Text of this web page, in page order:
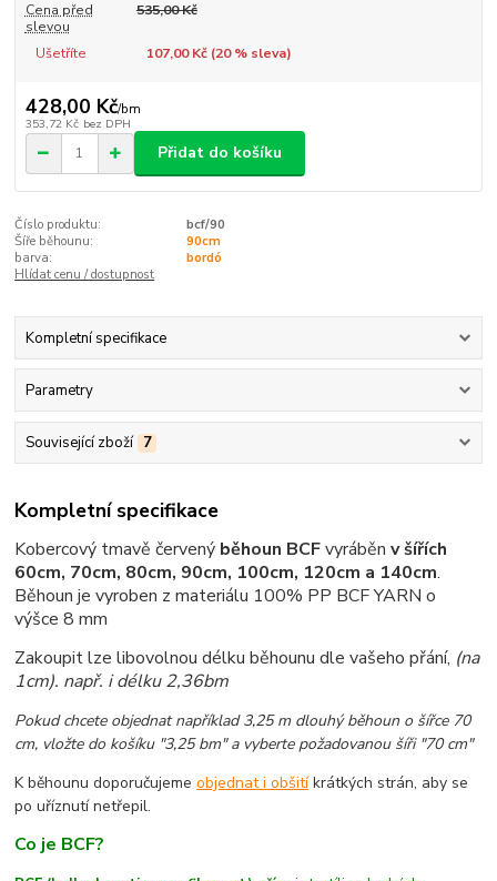
Cena před
slevou
535,00 Kč
Ušetříte 107,00 Kč (20% sleva)
428,00 Kč/bm
353,72 Kč bez DPH
Přidat do košíku
Číslo produktu:
bcf/90
Šíře běhounu:
90cm
barva:
bordó
Hlídat cenu / dostupnost
Kompletní specifikace
Parametry
Související zboží 7
Kompletní specifikace
Kobercový tmavě červený běhoun BCFvyráběnv šířích
60cm, 70cm, 80cm, 90cm, 100cm, 120cm a 140cm.
Běhoun je vyroben z materiálu 100% PP BCF YARN o
výšce 8 mm
Zakoupit lze libovolnou délku běhounu dle vašeho přání, (na
1cm). např. i délku 2,36bm
Pokud chcete objednat například 3,25 m dlouhý běhoun o šířce 70
cm, vložte do košíku "3,25 bm" a vyberte požadovanou šíři "70 cm"
K běhounu doporučujemeobjednat i obšitíkrátkých strán, aby se
po uříznutí netřepil.
Co je BCF?